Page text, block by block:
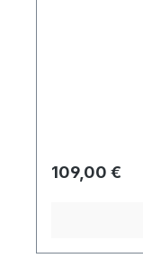
Regulärer
109,00 €